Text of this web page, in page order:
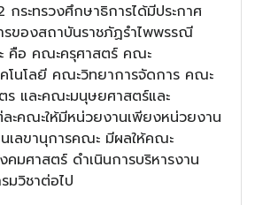
ระทรวงศึกษาธิการได้มีประกาศ
รของสถาบันราชภัฏรำไพพรรณี
คือ คณะครุศาสตร์ คณะ
คโนโลยี คณะวิทยาการจัดการ คณะ
ร และคณะมนุษยศาสตร์และ
ะคณะให้มีหน่วยงานเพียงหน่วยงาน
เลขานุการคณะ มีผลให้คณะ
มศาสตร์ ดำเนินการบริหารงาน
มวิชาต่อไป